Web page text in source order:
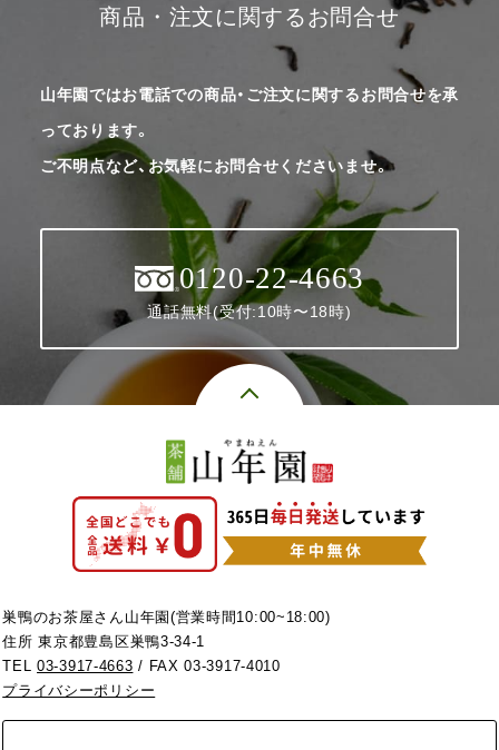
商品・注文に関するお問合せ
山年園ではお電話での商品・ご注文に関するお問合せを承
っております。
ご不明点など、お気軽にお問合せくださいませ。
0120-22-4663
通話無料(受付:10時〜18時)
巣鴨のお茶屋さん山年園(営業時間10:00~18:00)
住所 東京都豊島区巣鴨3-34-1
TEL03-3917-4663 / FAX 03-3917-4010
プライバシーポリシー